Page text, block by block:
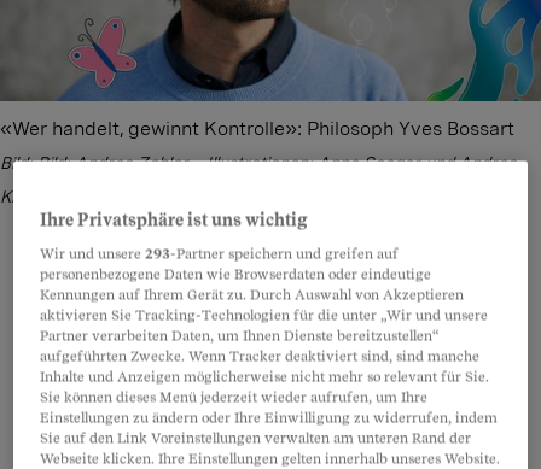
«Wer handelt, gewinnt Kontrolle»: Philosoph Yves Bossart
Bild: Bild: Andrea Zahler – Illustrationen: Anne Seeger und Andrea
Klaiber
Teilen Anhören Merken Kommentare
Artikel teilen
Klimawandel, Katastrophen, Krieg: Es macht
gerade wenig Lust, in die Zukunft zu blicken.
Warum ist die Welt aus Ihrer Sicht trotzdem
Ihre Privatsphäre ist uns wichtig
Wir und unsere293-Partner speichern und greifen auf
personenbezogene Daten wie Browserdaten oder eindeutige
Kennungen auf Ihrem Gerät zu. Durch Auswahl von Akzeptieren
aktivieren Sie Tracking-Technologien für die unter „Wir und unsere
Partner verarbeiten Daten, um Ihnen Dienste bereitzustellen“
aufgeführten Zwecke. Wenn Tracker deaktiviert sind, sind manche
Inhalte und Anzeigen möglicherweise nicht mehr so relevant für Sie.
Sie können dieses Menü jederzeit wieder aufrufen, um Ihre
Einstellungen zu ändern oder Ihre Einwilligung zu widerrufen, indem
Sie auf den Link Voreinstellungen verwalten am unteren Rand der
Webseite klicken. Ihre Einstellungen gelten innerhalb unseres Website.